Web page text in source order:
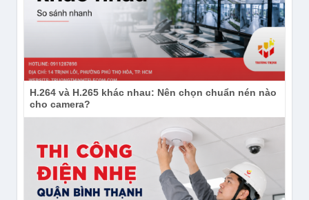
H.264 và H.265 khác nhau: Nên chọn chuẩn nén nào
cho camera?